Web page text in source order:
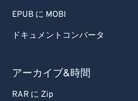
EPUB に MOBI
ドキュメントコンバータ
アーカイブ&時間
RAR に Zip